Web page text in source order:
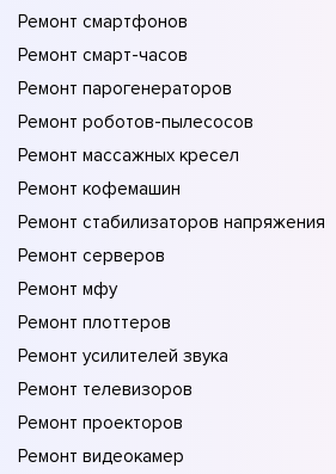
Ремонт смартфонов
Ремонт смарт-часов
Ремонт парогенераторов
Ремонт роботов-пылесосов
Ремонт массажных кресел
Ремонт кофемашин
Ремонт стабилизаторов напряжения
Ремонт серверов
Ремонт мфу
Ремонт плоттеров
Ремонт усилителей звука
Ремонт телевизоров
Ремонт проекторов
Ремонт видеокамер